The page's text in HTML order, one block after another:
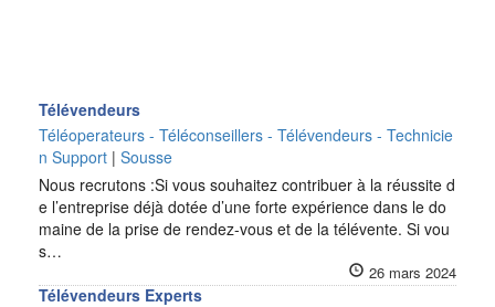
Télévendeurs
Téléoperateurs - Téléconseillers - Télévendeurs - Technicie
n Support | Sousse
Nous recrutons :Si vous souhaitez contribuer à la réussite d
e l’entreprise déjà dotée d’une forte expérience dans le do
maine de la prise de rendez-vous et de la télévente. Si vou
s…
26 mars 2024
Télévendeurs Experts